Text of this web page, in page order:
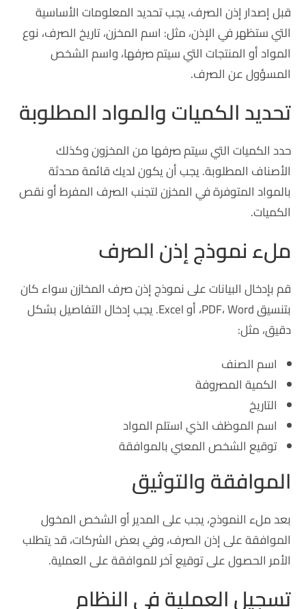
قبل إصدار إذن الصرف، يجب تحديد المعلومات الأساسية
التي ستظهر في الإذن، مثل: اسم المخزن، تاريخ الصرف، نوع
المواد أو المنتجات التي سيتم صرفها، واسم الشخص
المسؤول عن الصرف.
تحديد الكميات والمواد المطلوبة
حدد الكميات التي سيتم صرفها من المخزون وكذلك
الأصناف المطلوبة. يجب أن يكون لديك قائمة محدثة
بالمواد المتوفرة في المخزن لتجنب الصرف المفرط أو نقص
الكميات.
ملء نموذج إذن الصرف
قم بإدخال البيانات على نموذج إذن صرف المخازن سواء كان
بتنسيق PDF، Word، أو Excel. يجب إدخال التفاصيل بشكل
دقيق، مثل:
اسم الصنف
الكمية المصروفة
التاريخ
اسم الموظف الذي استلم المواد
توقيع الشخص المعني بالموافقة
الموافقة والتوثيق
بعد ملء النموذج، يجب على المدير أو الشخص المخول
الموافقة على إذن الصرف، وفي بعض الشركات، قد يتطلب
الأمر الحصول على توقيع آخر للموافقة على العملية.
تسجيل العملية في النظام